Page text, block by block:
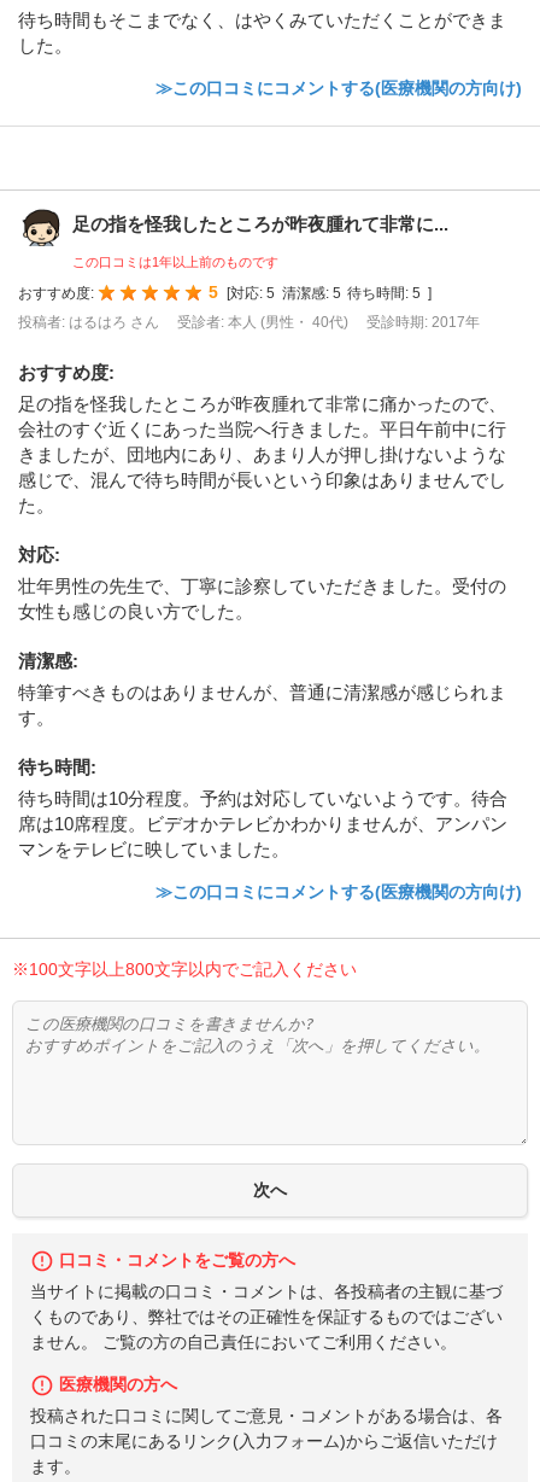
待ち時間もそこまでなく、はやくみていただくことができま
した。
≫この口コミにコメントする(医療機関の方向け)
足の指を怪我したところが昨夜腫れて非常に...
この口コミは1年以上前のものです
おすすめ度: 5 対応: 5 清潔感: 5 待ち時間: 5
投稿者: はるはろ さん
受診者: 本人 (男性・ 40代) 受診時期: 2017年
おすすめ度:
足の指を怪我したところが昨夜腫れて非常に痛かったので、
会社のすぐ近くにあった当院へ行きました。平日午前中に行
きましたが、団地内にあり、あまり人が押し掛けないような
感じで、混んで待ち時間が長いという印象はありませんでし
た。
対応:
壮年男性の先生で、丁寧に診察していただきました。受付の
女性も感じの良い方でした。
清潔感:
特筆すべきものはありませんが、普通に清潔感が感じられま
す。
待ち時間:
待ち時間は10分程度。予約は対応していないようです。待合
席は10席程度。ビデオかテレビかわかりませんが、アンパン
マンをテレビに映していました。
≫この口コミにコメントする(医療機関の方向け)
※100文字以上800文字以内でご記入ください
口コミ・コメントをご覧の方へ
当サイトに掲載の口コミ・コメントは、各投稿者の主観に基づ
くものであり、弊社ではその正確性を保証するものではござい
ません。 ご覧の方の自己責任においてご利用ください。
医療機関の方へ
投稿された口コミに関してご意見・コメントがある場合は、各
口コミの末尾にあるリンク(入力フォーム)からご返信いただけ
ます。